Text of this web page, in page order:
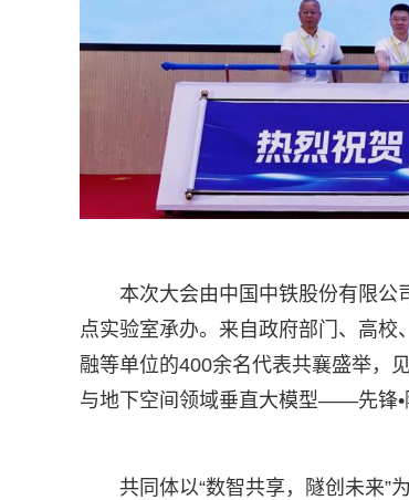
本次大会由中国中铁股份有限公
点实验室承办。来自政府部门、高
融等单位的400余名代表共襄盛举，
与地下空间领域垂直大模型——先锋•
共同体以“数智共享，隧创未来”